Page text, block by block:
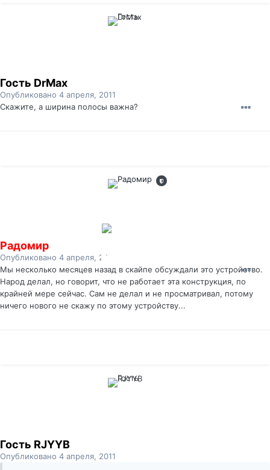
Гость DrMax
Опубликовано 4 апреля, 2011
Скажите, а ширина полосы важна?
Радомир
Опубликовано 4 апреля, 2011
Мы несколько месяцев назад в скайпе обсуждали это устройство.
Народ делал, но говорит, что не работает эта конструкция, по
крайней мере сейчас. Сам не делал и не просматривал, потому
ничего нового не скажу по этому устройству...
Гость RJYYB
Опубликовано 4 апреля, 2011